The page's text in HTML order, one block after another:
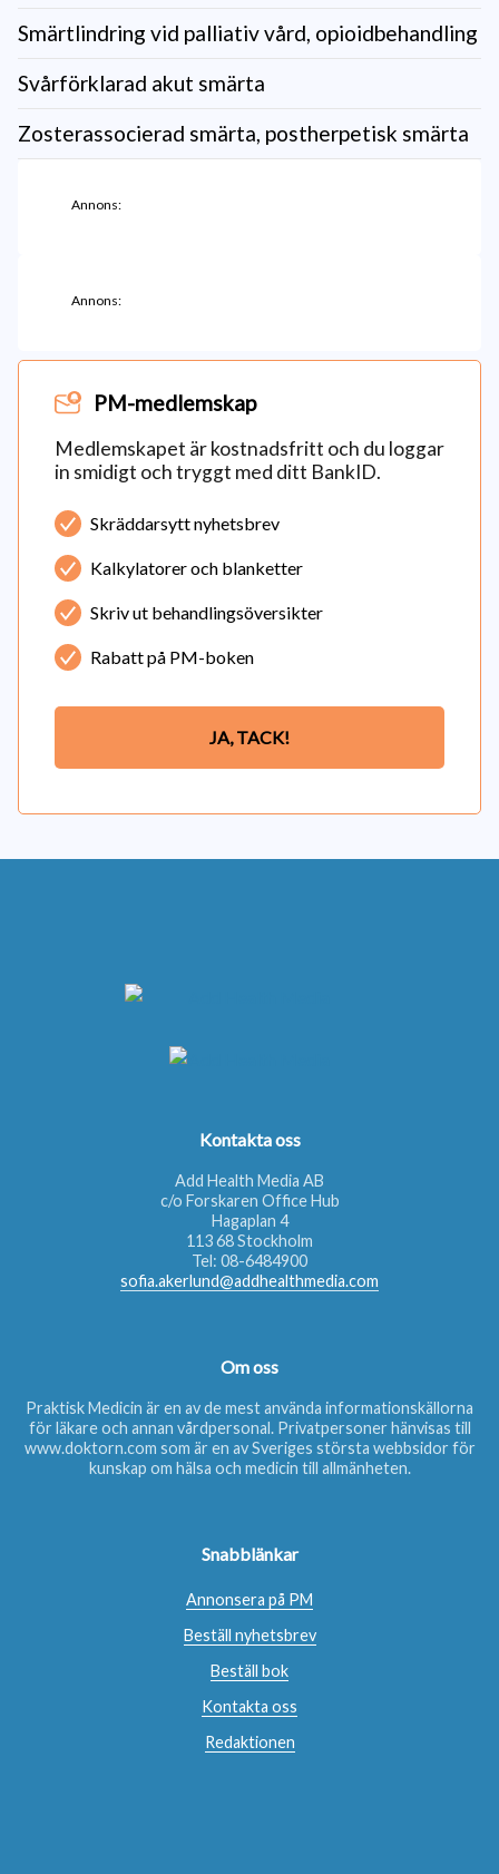
Smärtlindring vid palliativ vård, opioidbehandling
Svårförklarad akut smärta
Zosterassocierad smärta, postherpetisk smärta
Annons:
Annons:
PM-medlemskap
Medlemskapet är kostnadsfritt och du loggar
in smidigt och tryggt med ditt BankID.
Skräddarsytt nyhetsbrev
Kalkylatorer och blanketter
Skriv ut behandlingsöversikter
Rabatt på PM-boken
JA, TACK!
Kontakta oss
Add Health Media AB
c/o Forskaren Office Hub
Hagaplan 4
113 68 Stockholm
Tel: 08-6484900
sofia.akerlund@addhealthmedia.com
Om oss
Praktisk Medicin är en av de mest använda informationskällorna
för läkare och annan vårdpersonal. Privatpersoner hänvisas till
www.doktorn.com som är en av Sveriges största webbsidor för
kunskap om hälsa och medicin till allmänheten.
Snabblänkar
Annonsera på PM
Beställ nyhetsbrev
Beställ bok
Kontakta oss
Redaktionen